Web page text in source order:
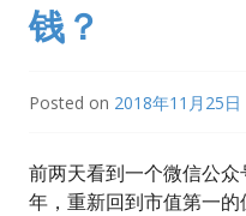
钱？
Posted on 2018年11月25日
前两天看到一个微信公
年，重新回到市值第一